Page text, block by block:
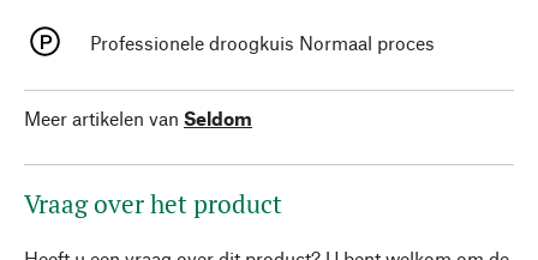
Professionele droogkuis Normaal proces
Meer artikelen van Seldom
Vraag over het product